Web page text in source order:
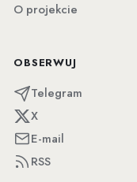
O projekcie
OBSERWUJ
Telegram
X
E-mail
RSS